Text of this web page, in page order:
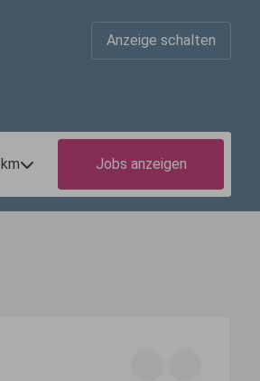
Anzeige schalten
km Jobs anzeigen